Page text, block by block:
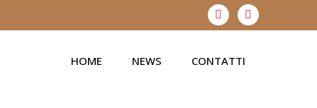
HOME NEWS CONTATTI